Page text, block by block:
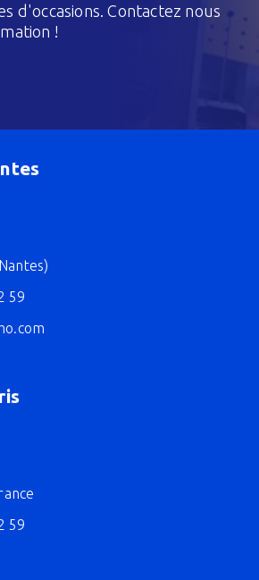
d'occasions. Contactez nous
!
59
59